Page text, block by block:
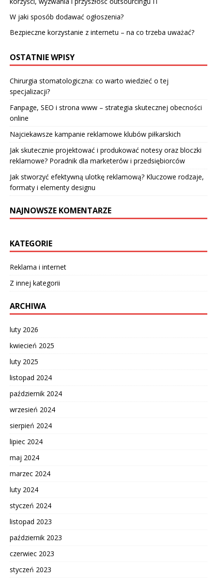
W jaki sposób dodawać ogłoszenia?
Bezpieczne korzystanie z internetu – na co trzeba uważać?
OSTATNIE WPISY
Chirurgia stomatologiczna: co warto wiedzieć o tej
specjalizacji?
Fanpage, SEO i strona www – strategia skutecznej obecności
online
Najciekawsze kampanie reklamowe klubów piłkarskich
Jak skutecznie projektować i produkować notesy oraz bloczki
reklamowe? Poradnik dla marketerów i przedsiębiorców
Jak stworzyć efektywną ulotkę reklamową? Kluczowe rodzaje,
formaty i elementy designu
NAJNOWSZE KOMENTARZE
KATEGORIE
Reklama i internet
Z innej kategorii
ARCHIWA
luty 2026
kwiecień 2025
luty 2025
listopad 2024
październik 2024
wrzesień 2024
sierpień 2024
lipiec 2024
maj 2024
marzec 2024
luty 2024
styczeń 2024
listopad 2023
październik 2023
czerwiec 2023
styczeń 2023